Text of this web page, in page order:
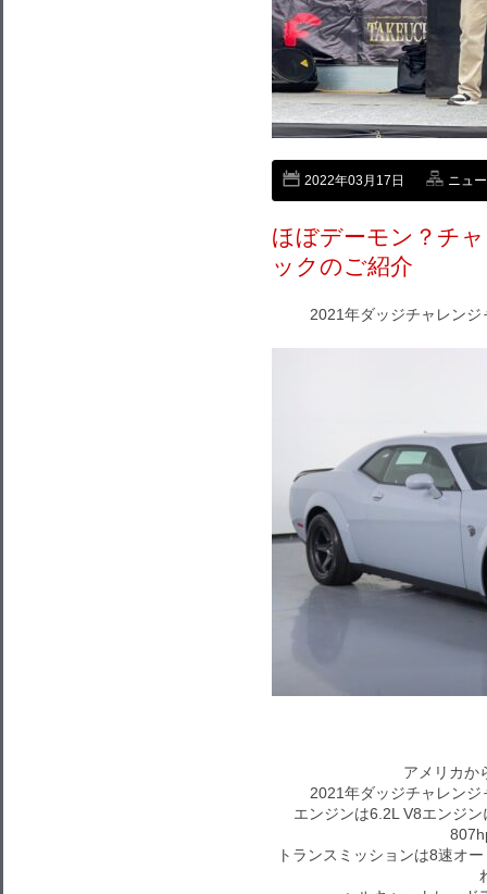
2022年03月17日 ニュ
ほぼデーモン？チ
ックのご紹介
2021年ダッジチャレン
アメリカか
2021年ダッジチャレン
エンジンは6.2L V8エンジ
トランスミッションは8速オ